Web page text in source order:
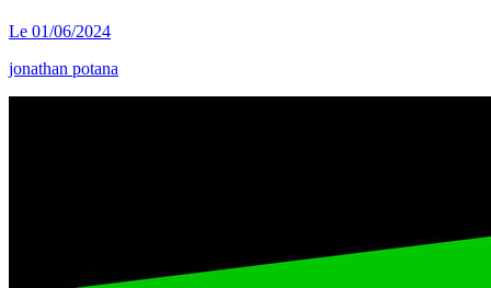
Le 01/06/2024
jonathan potana